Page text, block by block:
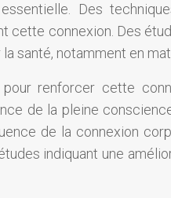
Des
cette connexion. Des
santé, notamment en
renforcer cette
de la pleine
de la connexion
indiquant une